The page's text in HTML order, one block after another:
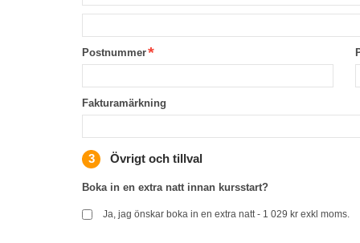
Postnummer
Fakturamärkning
Övrigt och tillval
Boka in en extra natt innan kursstart?
Ja, jag önskar boka in en extra natt - 1 029 kr exkl moms.